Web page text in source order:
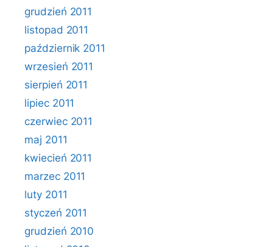
grudzień 2011
listopad 2011
październik 2011
wrzesień 2011
sierpień 2011
lipiec 2011
czerwiec 2011
maj 2011
kwiecień 2011
marzec 2011
luty 2011
styczeń 2011
grudzień 2010